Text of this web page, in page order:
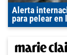
Alerta
para pelear en